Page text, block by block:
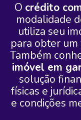
O crédito
modalidade
utiliza seu
para obter
Também
imóvel em
solução
físicas e
e condições